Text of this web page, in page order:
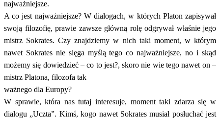
najważniejsze.
A co jest najważniejsze? W dialogach, w których Platon zapisywał
swoją filozofię, prawie zawsze główną rolę odgrywał właśnie jego
mistrz Sokrates. Czy znajdziemy w nich taki moment, w którym
nawet Sokrates nie sięga myślą tego co najważniejsze, no i skąd
możemy się dowiedzieć – co to jest?, skoro nie wie tego nawet on –
mistrz Platona, filozofa tak
ważnego dla Europy?
W sprawie, która nas tutaj interesuje, moment taki zdarza się w
dialogu „Uczta”. Kimś, kogo nawet Sokrates musiał posłuchać jest